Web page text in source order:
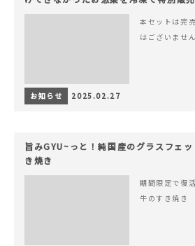
本セットは完
はございませ
お知らせ 2025.02.27
旨みGYU~っと！純国産のグラスフェ
き焼き
期間限定で復
牛のすき焼き